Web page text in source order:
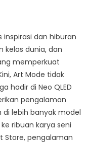
dan hiburan
kelas dunia, dan
memperkuat
Art Mode tidak
hadir di Neo QLED
pengalaman
lebih banyak model
ribuan karya seni
Store, pengalaman